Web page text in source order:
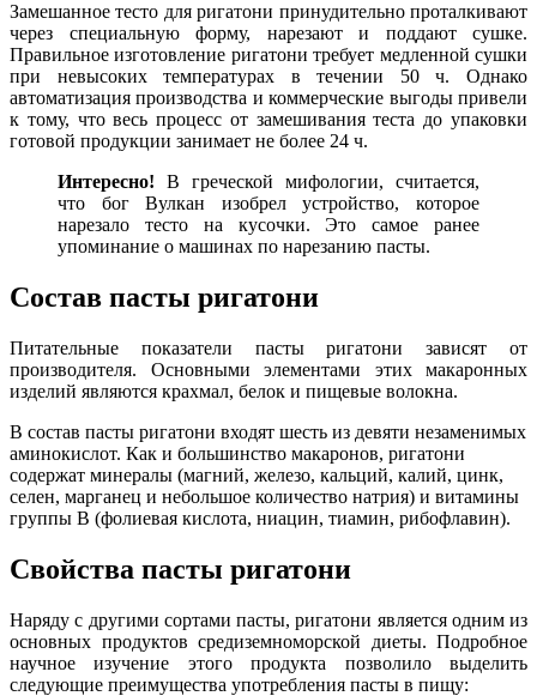
Замешанное тесто для ригатони принудительно проталкивают
через специальную форму, нарезают и поддают сушке.
Правильное изготовление ригатони требует медленной сушки
при невысоких температурах в течении 50 ч. Однако
автоматизация производства и коммерческие выгоды привели
к тому, что весь процесс от замешивания теста до упаковки
готовой продукции занимает не более 24 ч.
Интересно! В греческой мифологии, считается,
что бог Вулкан изобрел устройство, которое
нарезало тесто на кусочки. Это самое ранее
упоминание о машинах по нарезанию пасты.
Состав пасты ригатони
Питательные показатели пасты ригатони зависят от
производителя. Основными элементами этих макаронных
изделий являются крахмал, белок и пищевые волокна.
В состав пасты ригатони входят шесть из девяти незаменимых
аминокислот. Как и большинство макаронов, ригатони
содержат минералы (магний, железо, кальций, калий, цинк,
селен, марганец и небольшое количество натрия) и витамины
группы В (фолиевая кислота, ниацин, тиамин, рибофлавин).
Свойства пасты ригатони
Наряду с другими сортами пасты, ригатони является одним из
основных продуктов средиземноморской диеты. Подробное
научное изучение этого продукта позволило выделить
следующие преимущества употребления пасты в пищу: